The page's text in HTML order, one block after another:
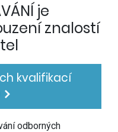
je
znalostí
kvalifikací
odborných